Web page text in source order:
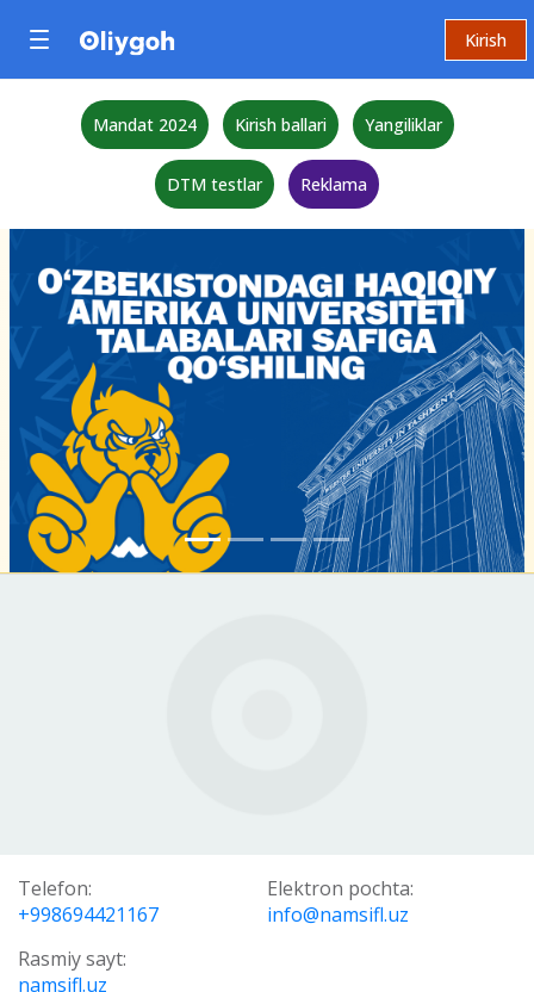
Kirish
Mandat 2024 Kirish ballari Yangiliklar
DTM testlar Reklama
Telefon:
+998694421167
Elektron pochta:
info@namsifl.uz
Rasmiy sayt:
namsifl.uz